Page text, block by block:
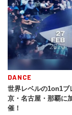
DANCE
世界レベルの1on1
京・名古屋・那覇に
催！